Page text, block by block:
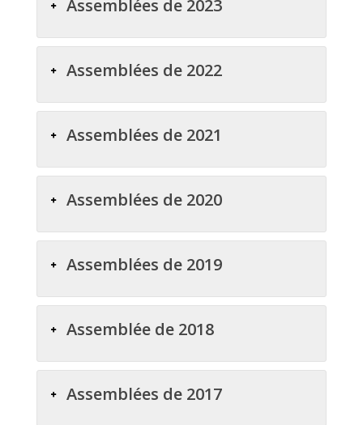
Assemblées de 2023
Assemblées de 2022
Assemblées de 2021
Assemblées de 2020
Assemblées de 2019
Assemblée de 2018
Assemblées de 2017